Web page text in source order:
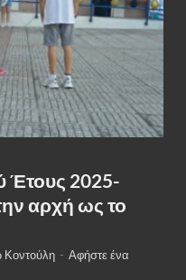
Έτους 2025-
αρχή ως το
- Αφήστε ένα